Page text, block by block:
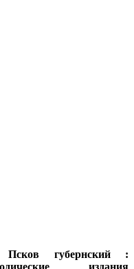
Псков губернский :